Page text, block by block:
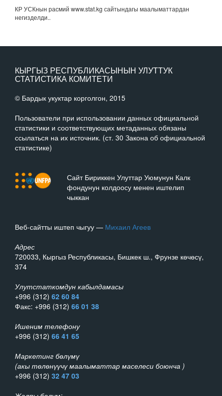
КР УСКнын расмий www.stat.kg сайтындагы маалыматтардан
негизделди..
КЫРГЫЗ РЕСПУБЛИКАСЫНЫН УЛУТТУК
СТАТИСТИКА КОМИТЕТИ
© Бардык укуктар корголгон, 2015
Пользователи при использовании данных официальной
статистики и соответствующих метаданных обязаны
ссылаться на их источник. (ст. 30 Закона об официальной
статистике)
Сайт Бириккен Улуттар Уюмунун Калк
фондунун колдоосу менен иштелип
чыккан
Веб-сайтты иштеп чыгуу — Михаил Агеев
Адрес
720033, Кыргыз Республикасы, Бишкек ш., Фрунзе көчөсү,
374
Улутстаткомдун кабылдамасы
+996 (312) 62 60 84
Факс: +996 (312) 66 01 38
Ишеним телефону
+996 (312) 66 41 65
Маркетинг бөлүмү
(акы төлөнүүчү маалыматтар маселеси боюнча )
+996 (312) 32 47 03